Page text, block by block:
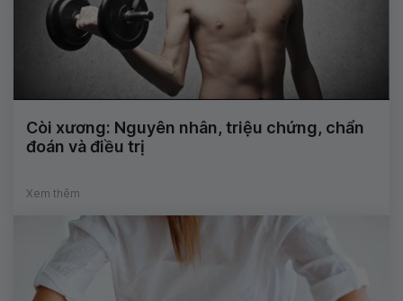
Còi xương: Nguyên nhân, triệu chứng, chẩn
đoán và điều trị
Xem thêm